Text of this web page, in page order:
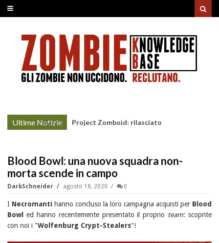
Ultime Notizie
More »
Project Zomboid: rilasciato
Blood Bowl: una nuova squadra non-
morta scende in campo
DarkSchneider agosto 18, 2020 0
I Necromanti hanno concluso la loro campagna acquisti per Blood
Bowl ed hanno recentemente presentato il proprio team: scoprite
con noi i "Wolfenburg Crypt-Stealers"!